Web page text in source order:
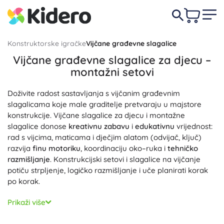
Konstruktorske igračkeVijčane građevne slagalice
Vijčane građevne slagalice za djecu –
montažni setovi
Doživite radost sastavljanja s vijčanim građevnim
slagalicama koje male graditelje pretvaraju u majstore
konstrukcije. Vijčane slagalice za djecu i montažne
slagalice donose kreativnu zabavu i edukativnu vrijednost:
rad s vijcima, maticama i dječjim alatom (odvijač, ključ)
razvija finu motoriku, koordinaciju oko–ruka i tehničko
razmišljanje. Konstrukcijski setovi i slagalice na vijčanje
potiču strpljenje, logičko razmišljanje i uče planirati korak
po korak.
Birajte između plastičnih, drvenih i metalnih izvedbi –
konstrukcijski dijelovi precizno nalegnu i drže zahvaljujući
Prikaži više